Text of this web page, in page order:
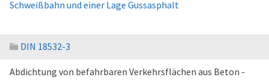
Schweißbahn und einer Lage Gussasphalt
DIN 18532-3
Abdichtung von befahrbaren Verkehrsflächen aus Beton -